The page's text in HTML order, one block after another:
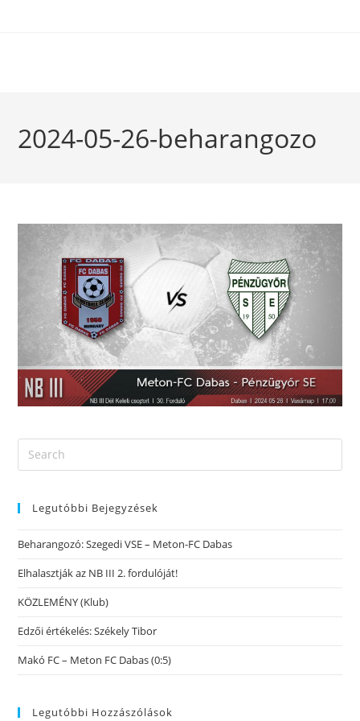
2024-05-26-beharangozo
Legutóbbi Bejegyzések
Beharangozó: Szegedi VSE – Meton-FC Dabas
Elhalasztják az NB III 2. fordulóját!
KÖZLEMÉNY (Klub)
Edzői értékelés: Székely Tibor
Makó FC – Meton FC Dabas (0:5)
Legutóbbi Hozzászólások